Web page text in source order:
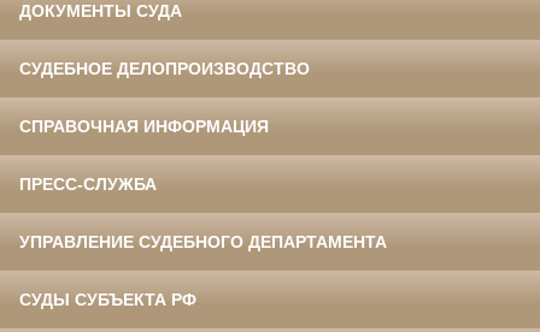
ДОКУМЕНТЫ СУДА
СУДЕБНОЕ ДЕЛОПРОИЗВОДСТВО
СПРАВОЧНАЯ ИНФОРМАЦИЯ
ПРЕСС-СЛУЖБА
УПРАВЛЕНИЕ СУДЕБНОГО ДЕПАРТАМЕНТА
СУДЫ СУБЪЕКТА РФ